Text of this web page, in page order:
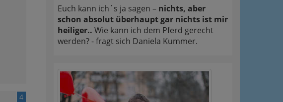
4
Euch kann ich´s ja sagen – nichts, aber
schon absolut überhaupt gar nichts ist mir
heiliger.. Wie kann ich dem Pferd gerecht
werden? - fragt sich Daniela Kummer.